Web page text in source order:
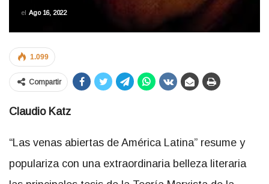
el Ago 16, 2022
1.099
Compartir
Claudio Katz
“Las venas abiertas de América Latina” resume y
populariza con una extraordinaria belleza literaria